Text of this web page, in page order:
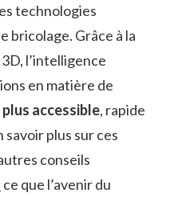
technologies
Grâce à la
l’intelligence
en matière de
accessible, rapide
savoir plus sur ces
conseils
ce que l’avenir du